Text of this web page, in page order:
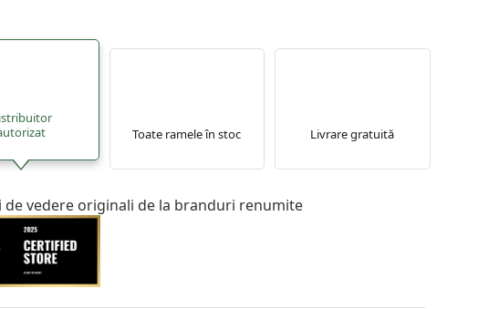
Toate ramele în stoc Livrare gratuită
de vedere originali de la branduri renumite